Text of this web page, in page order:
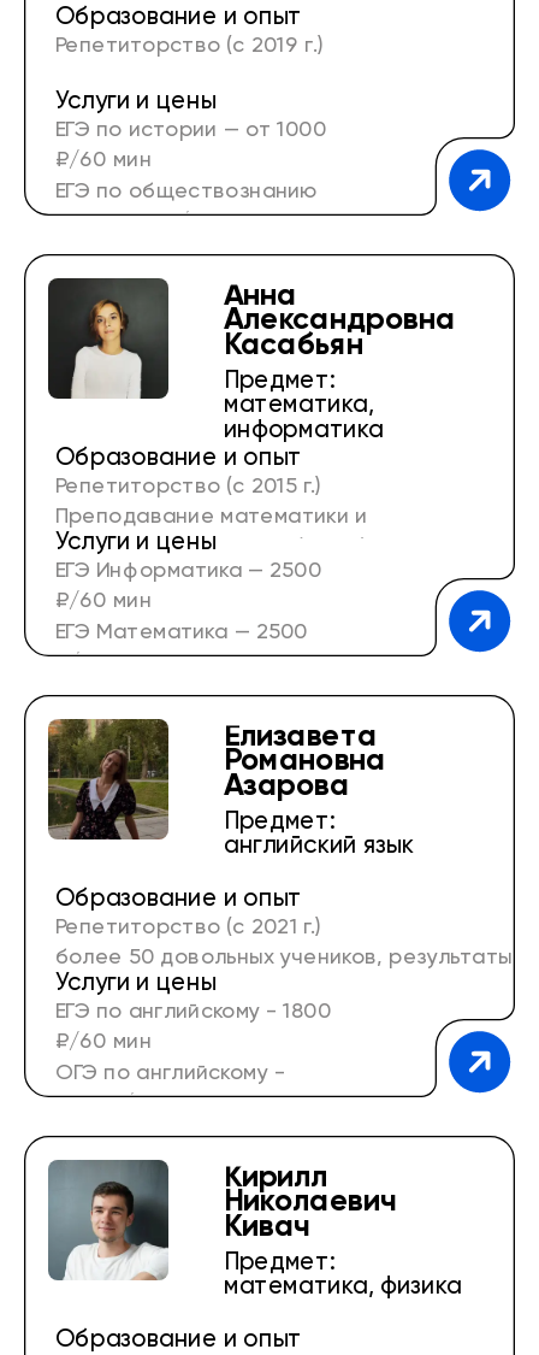
Образование и опыт
Репетиторство (с 2019 г.)
Услуги и цены
ЕГЭ по истории — от 1000
₽/60 мин
ЕГЭ по обществознанию
— от 1000 ₽/60 мин
Анна
Александровна
Касабьян
Предмет:
математика,
информатика
Образование и опыт
Репетиторство (с 2015 г.)
Преподавание математики и
Информатики в школе (9 лет)
Услуги и цены
ЕГЭ Информатика — 2500
₽/60 мин
ЕГЭ Математика — 2500
₽/60 мин
Елизавета
Романовна
Азарова
Предмет:
английский язык
Образование и опыт
Репетиторство (с 2021 г.)
более 50 довольных учеников, результаты
ОГЭ моих учеников - только 5! Результаты
ЕГЭ моих учеников - 80+
Услуги и цены
ЕГЭ по английскому - 1800
₽/60 мин
ОГЭ по английскому -
1300 ₽/60 мин
Кирилл
Николаевич
Кивач
Предмет:
математика, физика
Образование и опыт